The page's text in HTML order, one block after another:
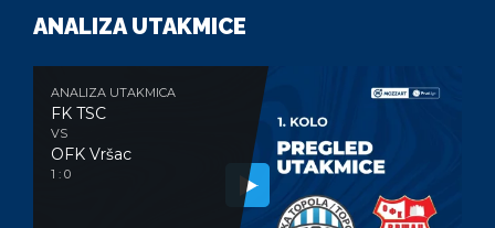
ANALIZA UTAKMICE
ANALIZA UTAKMICA
FK TSC
VS
OFK Vršac
1 : 0